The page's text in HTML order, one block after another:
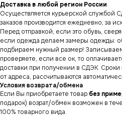
Доставка в любой регион России
Осуществляется курьерской службой
заказов производится ежедневно, за
Перед отправкой, если это обувь,
если одежда делаем замеры одежды:
подбираем нужный размер!
проверяете, если все ок, то
доставки при получении в СДЭК. Сроки
от адреса, рассчитываются
Условия возврата/обмена
Если Вы приобретаете товар без
подарок) возрат/обмен возможен в
100% товарного вида.